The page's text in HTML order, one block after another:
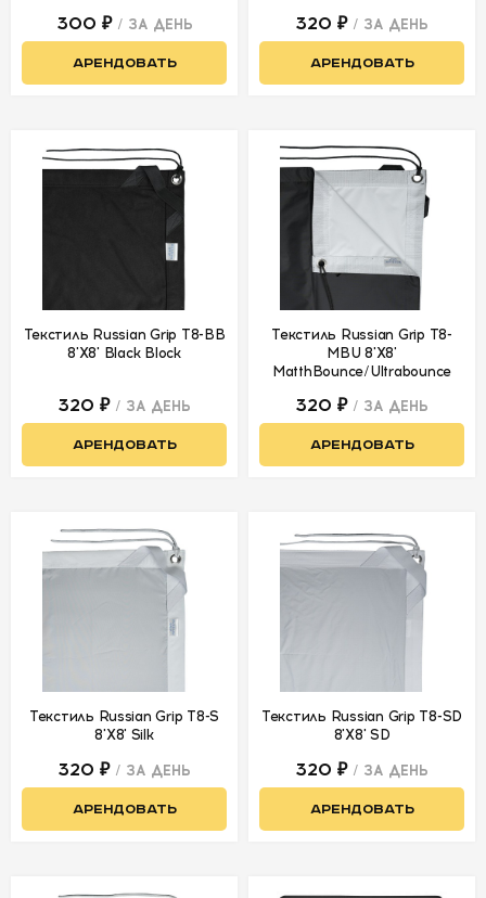
300 ₽ / ЗА ДЕНЬ
АРЕНДОВАТЬ
320 ₽ / ЗА ДЕНЬ
АРЕНДОВАТЬ
Текстиль Russian Grip Т8-BB
8'X8' Black Block
320 ₽ / ЗА ДЕНЬ
АРЕНДОВАТЬ
Текстиль Russian Grip Т8-
MBU 8'X8'
MatthBounce/Ultrabounce
320 ₽ / ЗА ДЕНЬ
АРЕНДОВАТЬ
Текстиль Russian Grip Т8-S
8'X8' Silk
320 ₽ / ЗА ДЕНЬ
АРЕНДОВАТЬ
Текстиль Russian Grip Т8-SD
8'X8' SD
320 ₽ / ЗА ДЕНЬ
АРЕНДОВАТЬ